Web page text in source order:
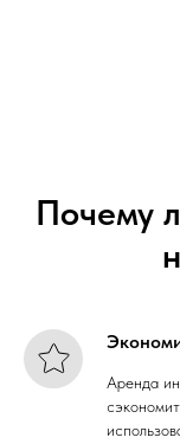
Почему
Аренда